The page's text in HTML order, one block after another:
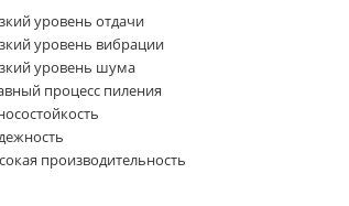
уровень отдачи
уровень вибрации
уровень шума
процесс пиления
производительность